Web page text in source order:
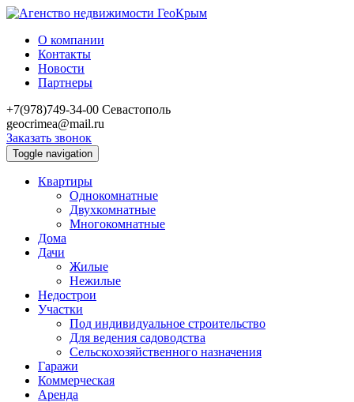
О компании
Контакты
Новости
Партнеры
+7(978)749-34-00 Севастополь
geocrimea@mail.ru
Заказать звонок
Toggle navigation
Квартиры
Однокомнатные
Двухкомнатные
Многокомнатные
Дома
Дачи
Жилые
Нежилые
Недострои
Участки
Под индивидуальное строительство
Для ведения садоводства
Сельскохозяйственного назначения
Гаражи
Коммерческая
Аренда